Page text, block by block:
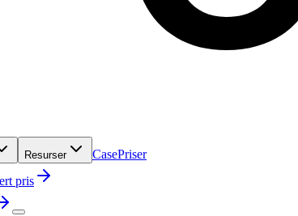
Resurser CasePriser
pris